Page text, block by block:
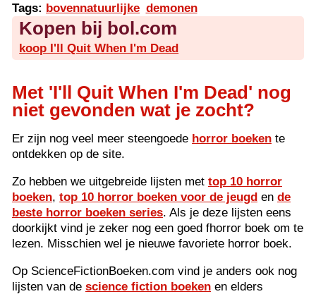
Tags: bovennatuurlijke demonen
Kopen bij bol.com
koop I'll Quit When I'm Dead
Met 'I'll Quit When I'm Dead' nog
niet gevonden wat je zocht?
Er zijn nog veel meer steengoede horror boeken te
ontdekken op de site.
Zo hebben we uitgebreide lijsten met top 10 horror
boeken, top 10 horror boeken voor de jeugd en de
beste horror boeken series. Als je deze lijsten eens
doorkijkt vind je zeker nog een goed fhorror boek om te
lezen. Misschien wel je nieuwe favoriete horror boek.
Op ScienceFictionBoeken.com vind je anders ook nog
lijsten van de science fiction boeken en elders